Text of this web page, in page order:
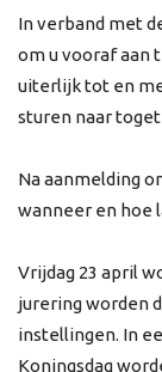
In verband met
om u vooraf aan
uiterlijk tot en
sturen naar
Na aanmelding
wanneer en hoe
Vrijdag 23 april
jurering worden
instellingen. In
Koningsdag